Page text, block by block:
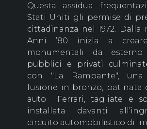
Questa assidua
Stati Uniti gli permise di
cittadinanza nel 1972. Dalla
Anni ’80 inizia a
monumentali da
pubblici e privati
con "La Rampante", una
fusione in bronzo, patinata
auto Ferrari, tagliate e
installata davanti
circuito automobilistico di